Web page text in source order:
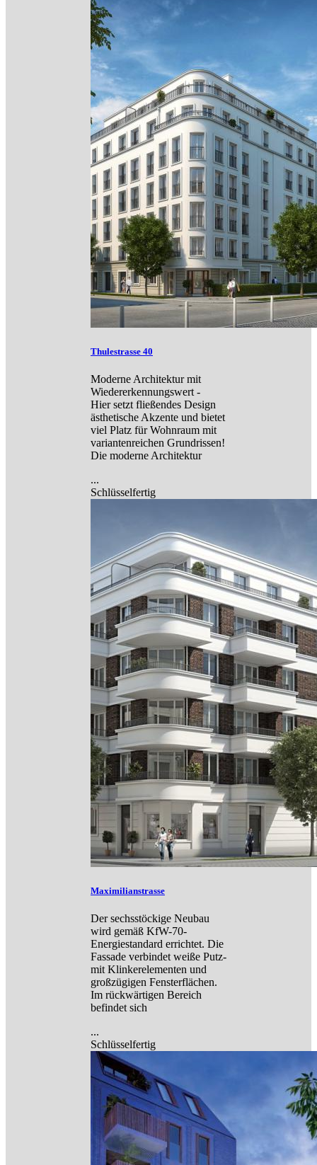
Thulestrasse 40
Moderne Architektur mit
Wiedererkennungswert -
Hier setzt fließendes Design
ästhetische Akzente und bietet
viel Platz für Wohnraum mit
variantenreichen Grundrissen!
Die moderne Architektur
...
Schlüsselfertig
Maximilianstrasse
Der sechsstöckige Neubau
wird gemäß KfW-70-
Energiestandard errichtet. Die
Fassade verbindet weiße Putz-
mit Klinkerelementen und
großzügigen Fensterflächen.
Im rückwärtigen Bereich
befindet sich
...
Schlüsselfertig